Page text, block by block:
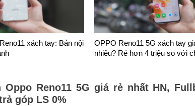
xách tay: Bản nội
OPPO Reno11 5G xách tay
nhiêu? Rẻ hơn 4 triệu so với
Reno11 5G giá rẻ nhất HN,
góp LS 0%